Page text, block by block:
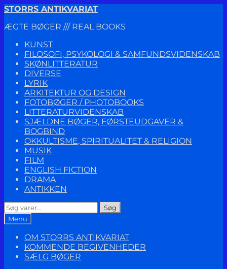
Spring
navigation
Spring
indhold
STORRS ANTIKVARIAT
ÆGTE BØGER /// REAL BOOKS
KUNST
FILOSOFI, PSYKOLOGI & SAMFUNDSVIDENSKAB
SKØNLITTERATUR
DIVERSE
LYRIK
ARKITEKTUR OG DESIGN
FOTOBØGER / PHOTOBOOKS
LITTERATURVIDENSKAB
SJÆLDNE BØGER, FØRSTEUDGAVER &
BOGBIND
OKKULTISME, SPIRITUALITET & RELIGION
MUSIK
FILM
ENGLISH FICTION
DRAMA
ANTIKKEN
Søg
efter:
Søg
Menu
OM STORRS ANTIKVARIAT
KOMMENDE BEGIVENHEDER
SÆLG BØGER